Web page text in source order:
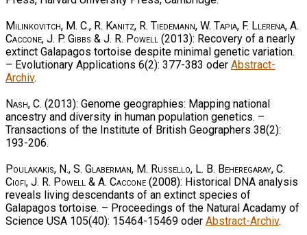
Milinkovitch, M. C., R. Kanitz, R. Tiedemann, W. Tapia, F. Llerena, A.
Caccone, J. P. Gibbs & J. R. Powell (2013): Recovery of a nearly
extinct Galapagos tortoise despite minimal genetic variation.
– Evolutionary Applications 6(2): 377-383 oder Abstract-
Archiv.
Nash, C. (2013): Genome geographies: Mapping national
ancestry and diversity in human population genetics. –
Transactions of the Institute of British Geographers 38(2):
193-206.
Poulakakis, N., S. Glaberman, M. Russello, L. B. Beheregaray, C.
Ciofi, J. R. Powell & A. Caccone (2008): Historical DNA analysis
reveals living descendants of an extinct species of
Galapagos tortoise. – Proceedings of the Natural Acadamy of
Science USA 105(40): 15464-15469 oder Abstract-Archiv.